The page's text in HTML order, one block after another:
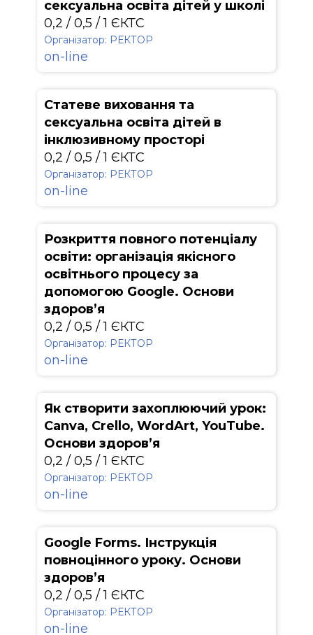
сексуальна освіта дітей у школі
0,2 / 0,5 / 1 ЄКТС
Організатор: РЕКТОР
on-line
Статеве виховання та
сексуальна освіта дітей в
інклюзивному просторі
0,2 / 0,5 / 1 ЄКТС
Організатор: РЕКТОР
on-line
Розкриття повного потенціалу
освіти: організація якісного
освітнього процесу за
допомогою Google. Основи
здоров’я
0,2 / 0,5 / 1 ЄКТС
Організатор: РЕКТОР
on-line
Як створити захоплюючий урок:
Canva, Crello, WordArt, YouTube.
Основи здоров’я
0,2 / 0,5 / 1 ЄКТС
Організатор: РЕКТОР
on-line
Google Forms. Інструкція
повноцінного уроку. Основи
здоров’я
0,2 / 0,5 / 1 ЄКТС
Організатор: РЕКТОР
on-line